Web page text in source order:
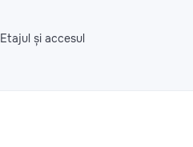
Etajul și accesul